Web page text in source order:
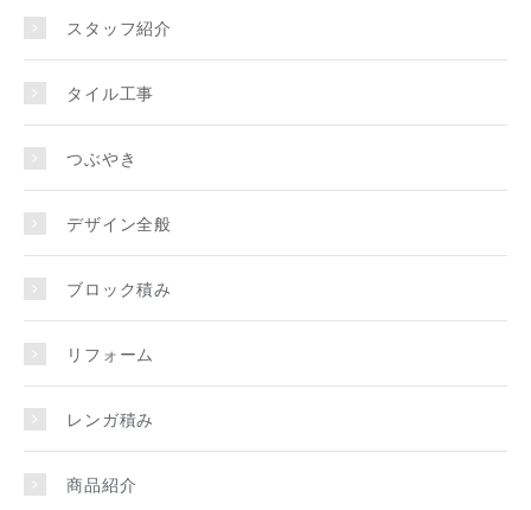
スタッフ紹介
タイル工事
つぶやき
デザイン全般
ブロック積み
リフォーム
レンガ積み
商品紹介